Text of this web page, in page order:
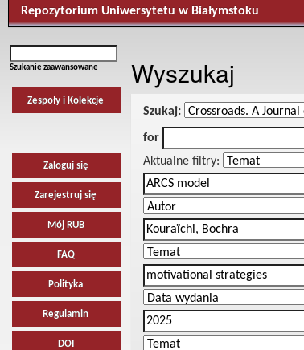
Repozytorium Uniwersytetu w Białymstoku
Szukanie zaawansowane
Zespoły i Kolekcje
Zaloguj się
Zarejestruj się
Mój RUB
FAQ
Polityka
Regulamin
DOI
Wyszukaj
Szukaj:
for
Aktualne filtry: